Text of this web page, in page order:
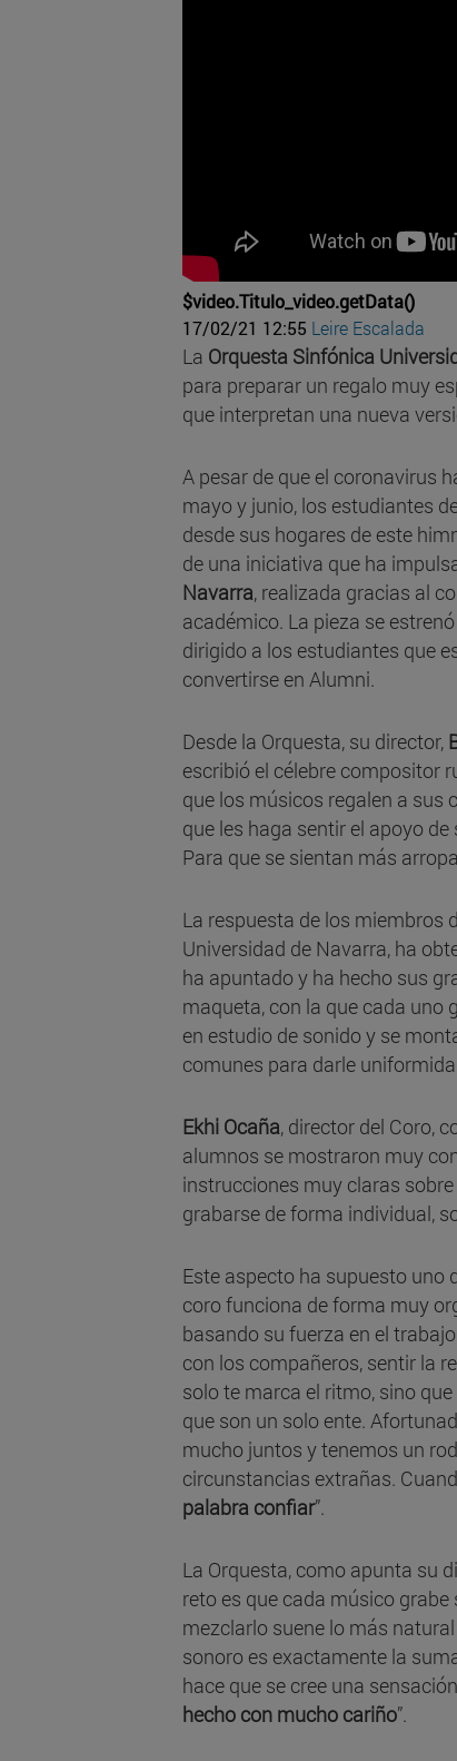
$video.Titulo_video.getData()
17/02/21 12:55 Leire Escalada
La Orquesta Sinfónica
para preparar un regalo muy
que interpretan una nueva
A pesar de que el coronavirus
mayo y junio, los estudiantes
desde sus hogares de este
de una iniciativa que ha
Navarra, realizada gracias al
académico. La pieza se
dirigido a los estudiantes que
convertirse en Alumni.
Desde la Orquesta, su director,
escribió el célebre compositor
que los músicos regalen a sus
que les haga sentir el apoyo
Para que se sientan más
La respuesta de los miembros
Universidad de Navarra, ha
ha apuntado y ha hecho sus
maqueta, con la que cada uno
en estudio de sonido y se
comunes para darle
Ekhi Ocaña, director del Coro,
alumnos se mostraron muy
instrucciones muy claras
grabarse de forma individual,
Este aspecto ha supuesto uno
coro funciona de forma muy
basando su fuerza en el
con los compañeros, sentir la
solo te marca el ritmo, sino
que son un solo ente.
mucho juntos y tenemos un
circunstancias extrañas.
palabra confiar”.
La Orquesta, como apunta su
reto es que cada músico
mezclarlo suene lo más
sonoro es exactamente la
hace que se cree una
hecho con mucho cariño”.